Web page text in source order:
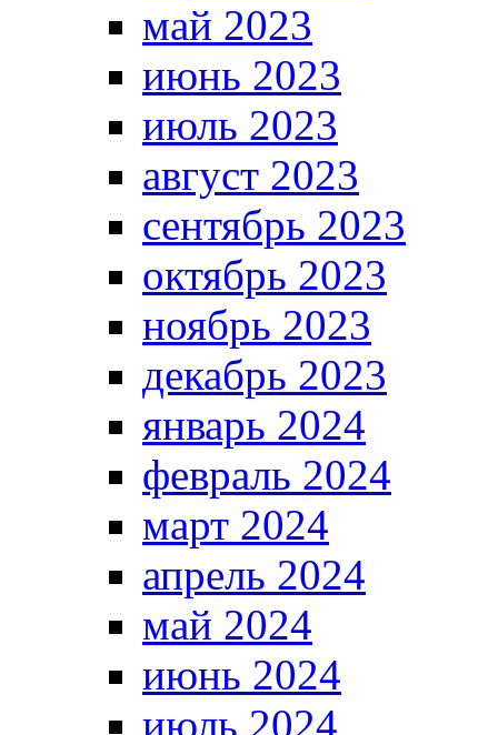
май 2023
июнь 2023
июль 2023
август 2023
сентябрь 2023
октябрь 2023
ноябрь 2023
декабрь 2023
январь 2024
февраль 2024
март 2024
апрель 2024
май 2024
июнь 2024
июль 2024